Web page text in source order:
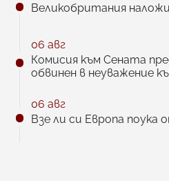
Великобритания
06 авг
Комисия към Сената
обвинен в неуважение
06 авг
Взе ли си Европа